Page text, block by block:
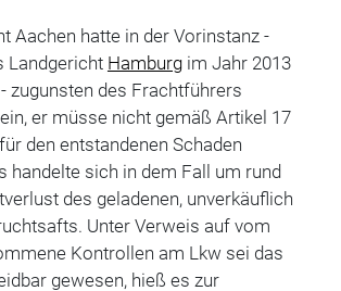
Aachen hatte in der Vorinstanz -
Landgericht Hamburgim Jahr 2013
zugunsten des Frachtführers
er müsse nicht gemäß Artikel 17
den entstandenen Schaden
handelte sich in dem Fall um rund
des geladenen, unverkäuflich
Unter Verweis auf vom
Kontrollen am Lkw sei das
gewesen, hieß es zur